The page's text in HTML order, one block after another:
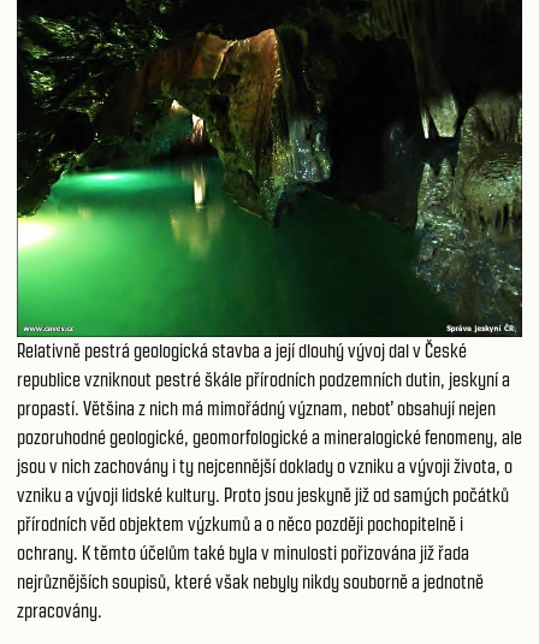
Relativně pestrá geologická stavba a její dlouhý vývoj dal v České
republice vzniknout pestré škále přírodních podzemních dutin, jeskyní a
propastí. Většina z nich má mimořádný význam, neboť obsahují nejen
pozoruhodné geologické, geomorfologické a mineralogické fenomeny, ale
jsou v nich zachovány i ty nejcennější doklady o vzniku a vývoji života, o
vzniku a vývoji lidské kultury. Proto jsou jeskyně již od samých počátků
přírodních věd objektem výzkumů a o něco později pochopitelně i
ochrany. K těmto účelům také byla v minulosti pořizována již řada
nejrůznějších soupisů, které však nebyly nikdy souborně a jednotně
zpracovány.